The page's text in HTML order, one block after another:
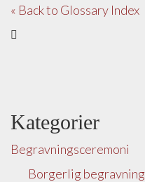
« Back to Glossary Index
Kategorier
Begravningsceremoni
Borgerlig begravning